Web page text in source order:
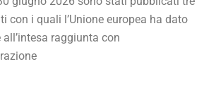
con i quali l’Unione europea ha dato
raggiunta con